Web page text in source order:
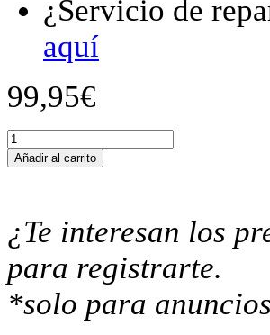
¿Servicio de
aquí
99,95€
Motorrad
Tacho
Gehäuse
Yamaha
XJR
1300
PR10
2003-
2008
Añadir al carrito
¿Te interesan los
para registrarte.
*solo para anuncios